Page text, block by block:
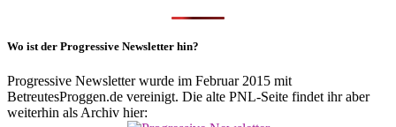
Wo ist der Progressive Newsletter hin?
Progressive Newsletter wurde im Februar 2015 mit
BetreutesProggen.de vereinigt. Die alte PNL-Seite findet ihr aber
weiterhin als Archiv hier: